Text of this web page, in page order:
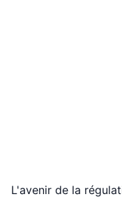
L'avenir de la